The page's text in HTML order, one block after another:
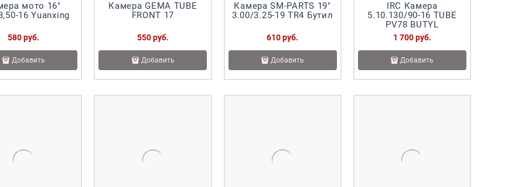
мото 16"
16 Yuanxing
580 руб.
Добавить
Камера GEMA TUBE
FRONT 17
550 руб.
Добавить
Камера SM-PARTS 19"
3.00/3.25-19 TR4 Бутил
610 руб.
Добавить
IRC Камера
5.10.130/90-16 TUBE
PV78 BUTYL
1 700 руб.
Добавить